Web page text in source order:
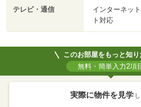
テレビ・通信
インターネッ
ト対応
このお部屋をもっと知り
無料・簡単入力2項
実際に物件を見学